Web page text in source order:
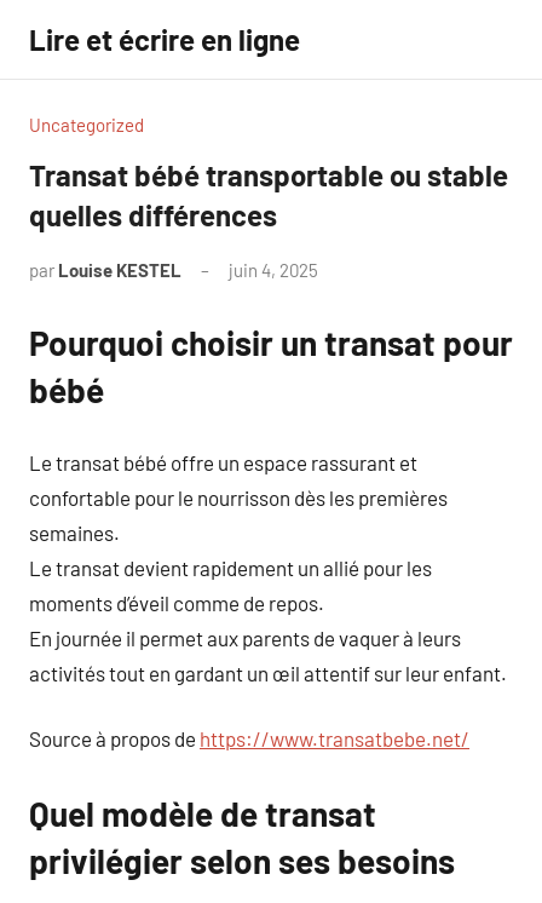
contenu
Lire et écrire en ligne
Uncategorized
Transat bébé transportable ou stable
quelles différences
par Louise KESTEL juin 4, 2025
Pourquoi choisir un transat pour
bébé
Le transat bébé offre un espace rassurant et
confortable pour le nourrisson dès les premières
semaines.
Le transat devient rapidement un allié pour les
moments d’éveil comme de repos.
En journée il permet aux parents de vaquer à leurs
activités tout en gardant un œil attentif sur leur enfant.
Source à propos de https://www.transatbebe.net/
Quel modèle de transat
privilégier selon ses besoins